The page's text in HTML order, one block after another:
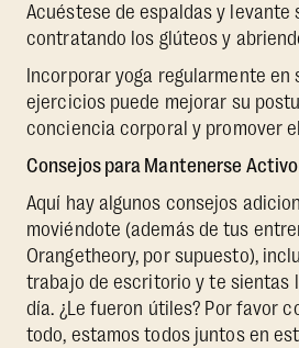
Acuéstese de espaldas y levante
contratando los glúteos y
Incorporar yoga regularmente en
ejercicios puede mejorar su
conciencia corporal y promover
Consejos para Mantenerse
Aquí hay algunos consejos
moviéndote (además de tus
Orangetheory, por supuesto),
trabajo de escritorio y te sientas
día. ¿Le fueron útiles? Por favor
todo, estamos todos juntos en